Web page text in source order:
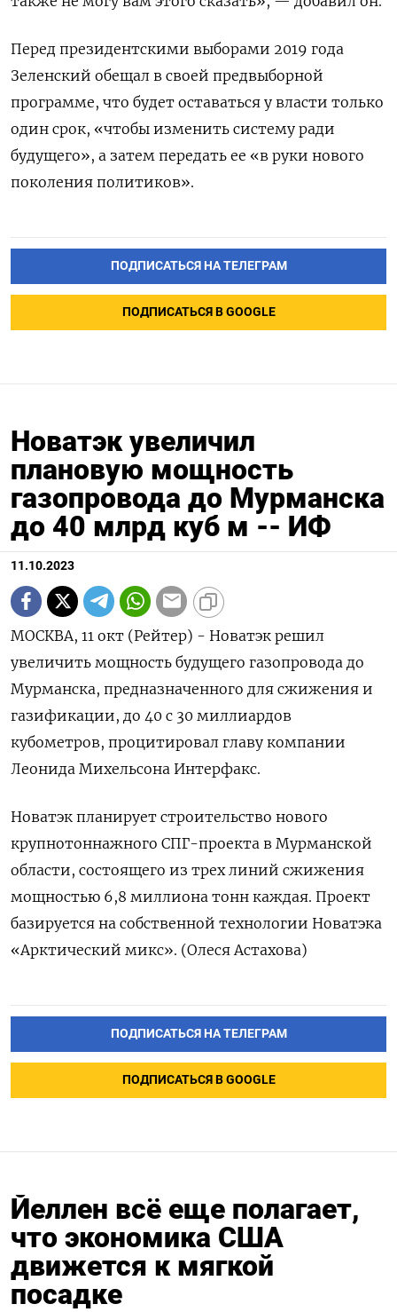
Перед президентскими выборами 2019 года
Зеленский обещал в своей предвыборной
программе, что будет оставаться у власти только
один срок, «чтобы изменить систему ради
будущего», а затем передать ее «в руки нового
поколения политиков».
ПОДПИСАТЬСЯ НА ТЕЛЕГРАМ
ПОДПИСАТЬСЯ В GOOGLE
Новатэк увеличил
плановую мощность
газопровода до Мурманска
до 40 млрд куб м -- ИФ
11.10.2023
МОСКВА, 11 окт (Рейтер) - Новатэк решил
увеличить мощность будущего газопровода до
Мурманска, предназначенного для сжижения и
газификации, до 40 с 30 миллиардов
кубометров, процитировал главу компании
Леонида Михельсона Интерфакс.
Новатэк планирует строительство нового
крупнотоннажного СПГ-проекта в Мурманской
области, состоящего из трех линий сжижения
мощностью 6,8 миллиона тонн каждая. Проект
базируется на собственной технологии Новатэка
«Арктический микс». (Олеся Астахова)
ПОДПИСАТЬСЯ НА ТЕЛЕГРАМ
ПОДПИСАТЬСЯ В GOOGLE
Йеллен всё еще полагает,
что экономика США
движется к мягкой
посадке